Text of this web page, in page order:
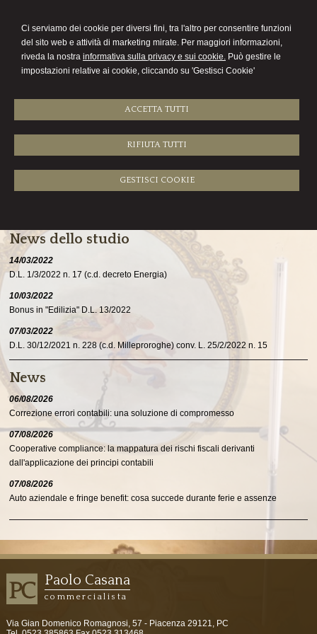
Ci serviamo dei cookie per diversi fini, tra l'altro per consentire funzioni
del sito web e attività di marketing mirate. Per maggiori informazioni,
riveda la nostra informativa sulla privacy e sui cookie. Può gestire le
impostazioni relative ai cookie, cliccando su 'Gestisci Cookie'
ACCETTA TUTTI
RIFIUTA TUTTI
GESTISCI COOKIE
commercialista
Menu
Richiesta inviata
La sua richiesta è stata inviata correttamente
News dello studio
14/03/2022
D.L. 1/3/2022 n. 17 (c.d. decreto Energia)
10/03/2022
Bonus in "Edilizia" D.L. 13/2022
07/03/2022
D.L. 30/12/2021 n. 228 (c.d. Milleproroghe) conv. L. 25/2/2022 n. 15
News
06/08/2026
Correzione errori contabili: una soluzione di compromesso
07/08/2026
Cooperative compliance: la mappatura dei rischi fiscali derivanti
dall'applicazione dei principi contabili
07/08/2026
Auto aziendale e fringe benefit: cosa succede durante ferie e assenze
Paolo Casana
commercialista
Via Gian Domenico Romagnosi, 57 - Piacenza 29121, PC